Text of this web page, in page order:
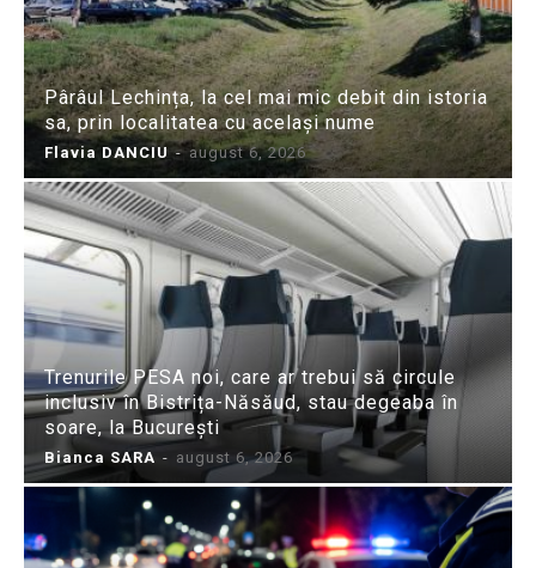
Pârâul Lechința, la cel mai mic debit din istoria
sa, prin localitatea cu același nume
Flavia DANCIU - august 6, 2026
Trenurile PESA noi, care ar trebui să circule
inclusiv în Bistrița-Năsăud, stau degeaba în
soare, la București
Bianca SARA - august 6, 2026